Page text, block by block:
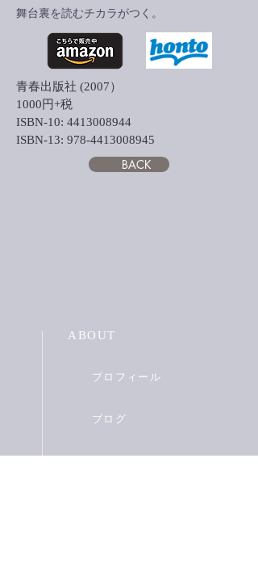
舞台裏を読むチカラがつく。
青春出版社 (2007）
1000円+税
ISBN-10: 4413008944
ISBN-13: 978-4413008945
BACK
ABOUT
プロフィール
ブログ